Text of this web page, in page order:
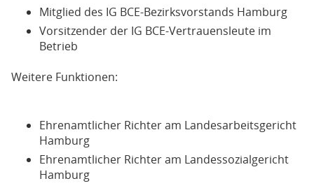
Mitglied des IG BCE-Bezirksvorstands Hamburg
Vorsitzender der IG BCE-Vertrauensleute im
Betrieb
Weitere Funktionen:
Ehrenamtlicher Richter am Landesarbeitsgericht
Hamburg
Ehrenamtlicher Richter am Landessozialgericht
Hamburg